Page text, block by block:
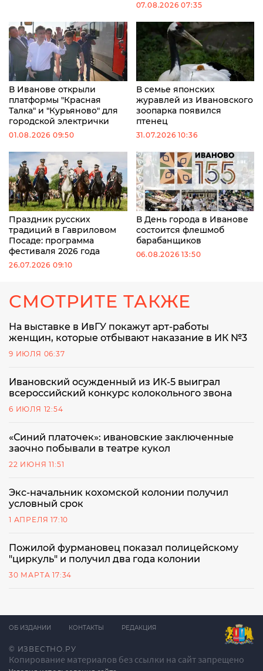
07.08.2026 07:35
В Иванове открыли
платформы "Красная
Талка" и "Курьяново" для
городской электрички
01.08.2026 09:50
В семье японских
журавлей из Ивановского
зоопарка появился
птенец
31.07.2026 10:36
Праздник русских
традиций в Гавриловом
Посаде: программа
фестиваля 2026 года
26.07.2026 09:10
В День города в Иванове
состоится флешмоб
барабанщиков
06.08.2026 13:50
СМОТРИТЕ ТАКЖЕ
На выставке в ИвГУ покажут арт-работы
женщин, которые отбывают наказание в ИК №3
9 ИЮЛЯ 06:37
Ивановский осужденный из ИК-5 выиграл
всероссийский конкурс колокольного звона
6 ИЮЛЯ 12:54
«Синий платочек»: ивановские заключенные
заочно побывали в театре кукол
22 ИЮНЯ 11:51
Экс-начальник кохомской колонии получил
условный срок
1 АПРЕЛЯ 17:10
Пожилой фурмановец показал полицейскому
"циркуль" и получил два года колонии
30 МАРТА 17:34
© ИЗВЕСТНО.РУ
Копирование материалов без ссылки на сайт запрещено
ОБ ИЗДАНИИ КОНТАКТЫ РЕДАКЦИЯ